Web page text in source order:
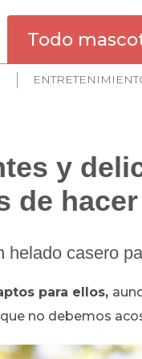
Todo
y
de hacer
helado casero
para ellos,
no debemos